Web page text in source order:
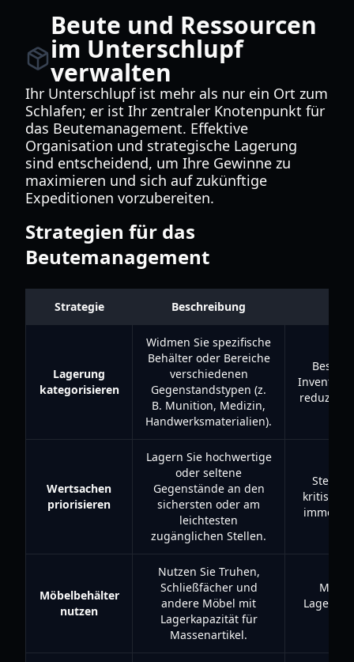
Beute und Ressourcen
im Unterschlupf
verwalten
Ihr Unterschlupf ist mehr als nur ein Ort zum
Schlafen; er ist Ihr zentraler Knotenpunkt für
das Beutemanagement. Effektive
Organisation und strategische Lagerung
sind entscheidend, um Ihre Gewinne zu
maximieren und sich auf zukünftige
Expeditionen vorzubereiten.
Strategien für das
Beutemanagement
Strategie Beschreibung
Lagerung
kategorisieren
Widmen Sie spezifische
Behälter oder Bereiche
verschiedenen
Gegenstandstypen (z.
B. Munition, Medizin,
Handwerksmaterialien).
reduziert
Wertsachen
priorisieren
Lagern Sie hochwertige
oder seltene
Gegenstände an den
sichersten oder am
leichtesten
zugänglichen Stellen.
Stellt
kritische
immer
Möbelbehälter
nutzen
Nutzen Sie Truhen,
Schließfächer und
andere Möbel mit
Lagerkapazität für
Massenartikel.